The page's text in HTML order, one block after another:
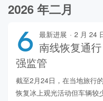
2026 年二月
6 最新进展 · 2 月 24
南线恢复通
强监管
截至2月24日，在当地旅行
恢复冰上观光活动但车辆较